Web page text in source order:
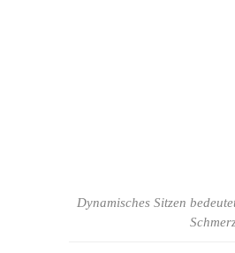
Dynamisches Sitzen